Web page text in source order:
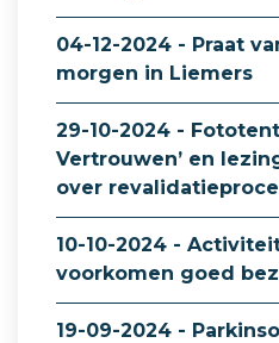
04-12-2024 - Praat
morgen in Liemers
29-10-2024 -
Vertrouwen’ en
over
10-10-2024 -
voorkomen goed
19-09-2024 -